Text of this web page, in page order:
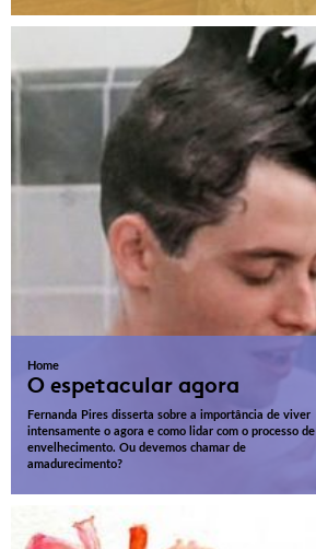
Home
O espetacular agora
Fernanda Pires disserta sobre a importância de viver
intensamente o agora e como lidar com o processo de
envelhecimento. Ou devemos chamar de
amadurecimento?